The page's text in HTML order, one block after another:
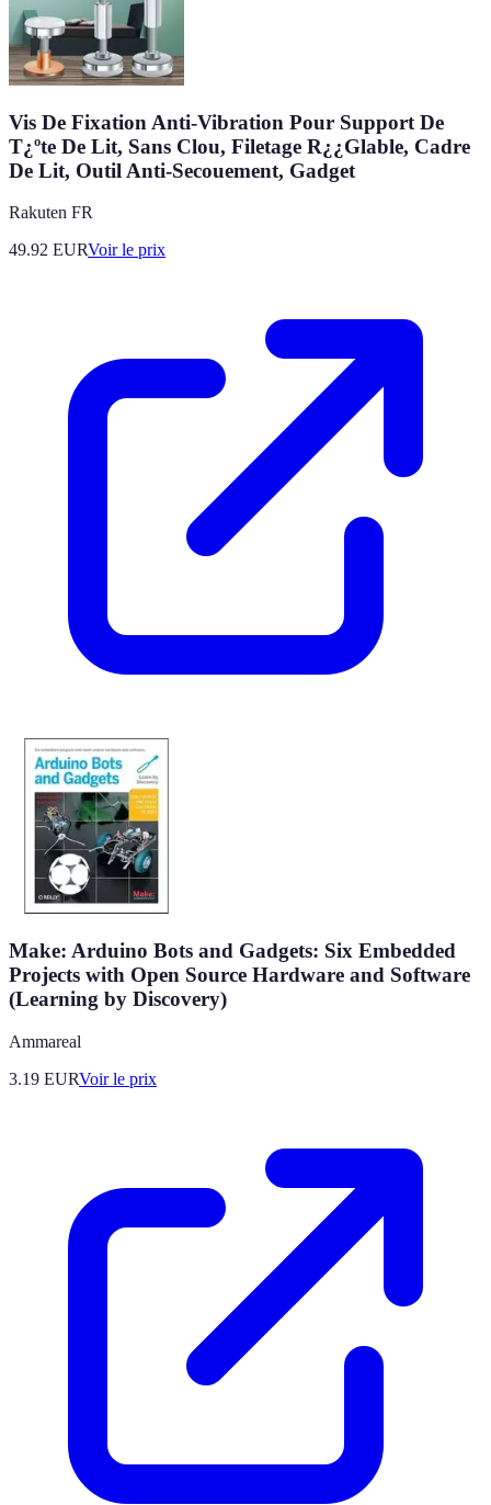
Vis De Fixation Anti-Vibration Pour Support De
T¿ºte De Lit, Sans Clou, Filetage R¿¿Glable, Cadre
De Lit, Outil Anti-Secouement, Gadget
Rakuten FR
49.92 EURVoir le prix
Make: Arduino Bots and Gadgets: Six Embedded
Projects with Open Source Hardware and Software
(Learning by Discovery)
Ammareal
3.19 EURVoir le prix